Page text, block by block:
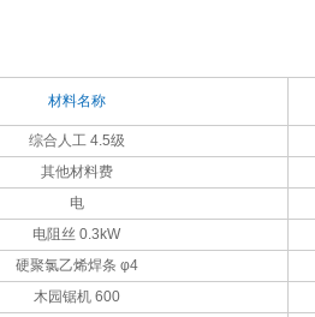
材料名称
综合人工 4.5级
其他材料费
电
电阻丝 0.3kW
硬聚氯乙烯焊条 φ4
木园锯机 600